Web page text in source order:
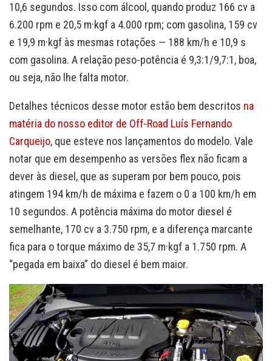
10,6 segundos. Isso com álcool, quando produz 166 cv a
6.200 rpm e 20,5 m·kgf a 4.000 rpm; com gasolina, 159 cv
e 19,9 m·kgf às mesmas rotações — 188 km/h e 10,9 s
com gasolina. A relação peso-potência é 9,3:1/9,7:1, boa,
ou seja, não lhe falta motor.
Detalhes técnicos desse motor estão bem descritos na
matéria do nosso editor de Off-Road Luís Fernando
Carqueijo, que esteve nos lançamentos do modelo. Vale
notar que em desempenho as versões flex não ficam a
dever às diesel, que as superam por bem pouco, pois
atingem 194 km/h de máxima e fazem o 0 a 100 km/h em
10 segundos. A potência máxima do motor diesel é
semelhante, 170 cv a 3.750 rpm, e a diferença marcante
fica para o torque máximo de 35,7 m·kgf a 1.750 rpm. A
“pegada em baixa” do diesel é bem maior.